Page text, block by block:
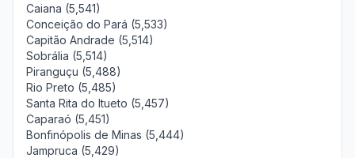
Caiana (5,541)
Conceição do Pará (5,533)
Capitão Andrade (5,514)
Sobrália (5,514)
Piranguçu (5,488)
Rio Preto (5,485)
Santa Rita do Itueto (5,457)
Caparaó (5,451)
Bonfinópolis de Minas (5,444)
Jampruca (5,429)